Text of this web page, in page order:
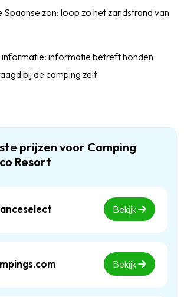
Spaanse zon: loop zo het zandstrand van
informatie betreft honden
bij de camping zelf
prijzen voor Camping
Resort
Bekijk
Bekijk